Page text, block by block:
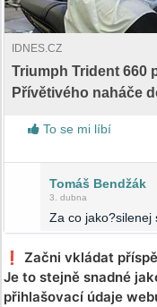
IDNES.CZ
Triumph Trident 660
Přívětivého naháče
To se mi líbí
Tomáš Bendžák
3. dubna
Za co jako?silenej
❗️ Začni vkládat
Je to stejně snadné
přihlašovací údaje